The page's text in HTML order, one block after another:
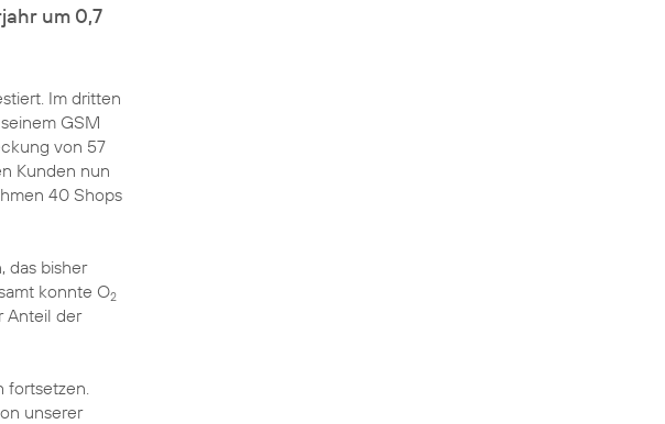
um 0,7
Im dritten
GSM
von 57
Kunden nun
40 Shops
das bisher
konnte O2
Anteil der
fortsetzen.
unserer